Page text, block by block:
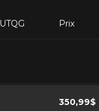
UTQG Prix
350,99$